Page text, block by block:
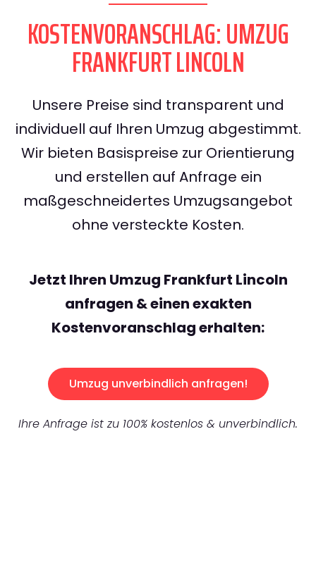
KOSTENVORANSCHLAG: UMZUG
FRANKFURT LINCOLN
Unsere Preise sind transparent und
individuell auf Ihren Umzug abgestimmt.
Wir bieten Basispreise zur Orientierung
und erstellen auf Anfrage ein
maßgeschneidertes Umzugsangebot
ohne versteckte Kosten.
Jetzt Ihren Umzug Frankfurt Lincoln
anfragen & einen exakten
Kostenvoranschlag erhalten:
Umzug unverbindlich anfragen!
Ihre Anfrage ist zu 100% kostenlos & unverbindlich.